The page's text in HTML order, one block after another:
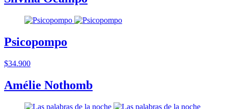
Psicopompo
$34.900
Amélie Nothomb